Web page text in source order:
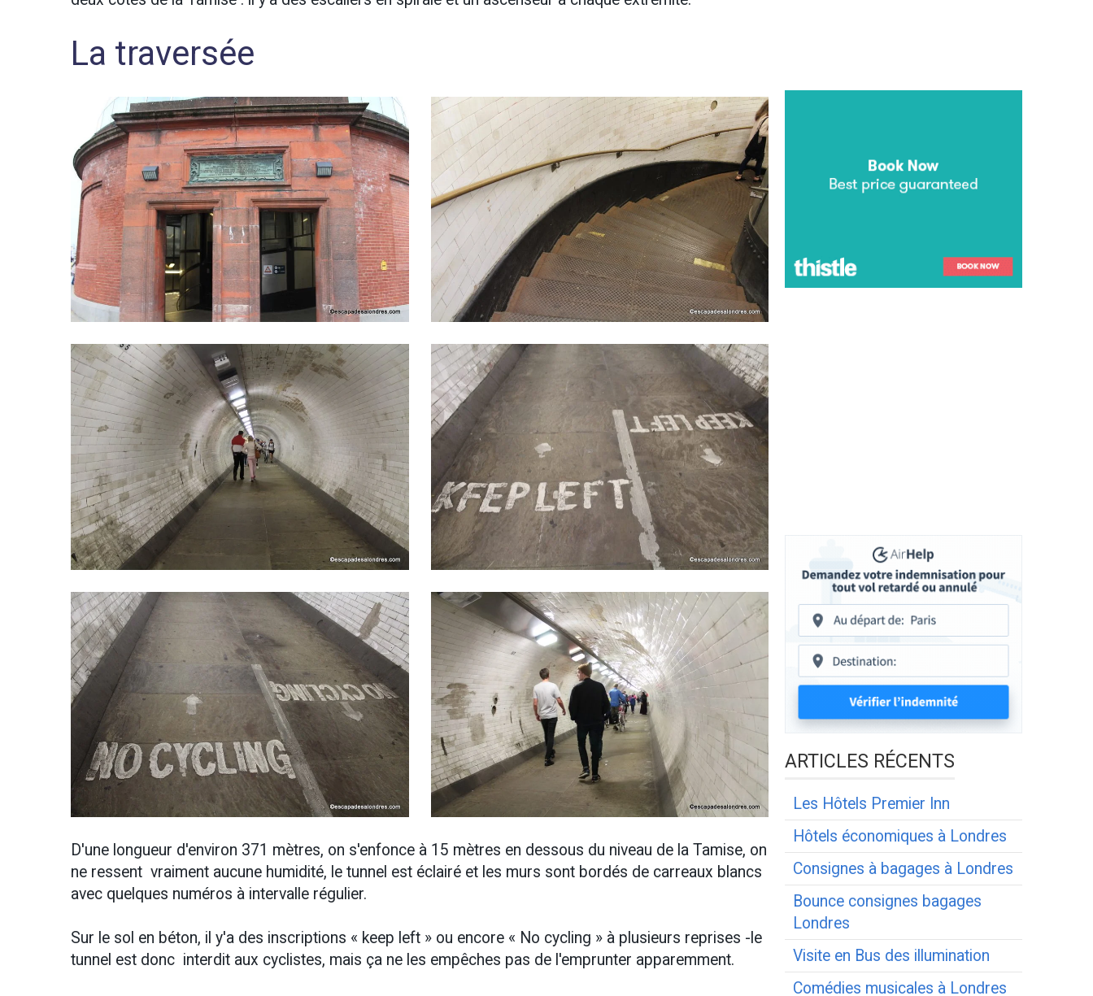
La traversée
D'une longueur d'environ 371 mètres, on s'enfonce à 15 mètres en dessous du niveau de la Tamise, on
ne ressent vraiment aucune humidité, le tunnel est éclairé et les murs sont bordés de carreaux blancs
avec quelques numéros à intervalle régulier.
Sur le sol en béton, il y'a des inscriptions « keep left » ou encore « No cycling » à plusieurs reprises -le
tunnel est donc interdit aux cyclistes, mais ça ne les empêches pas de l'emprunter apparemment.
ARTICLES RÉCENTS
Les Hôtels Premier Inn
Hôtels économiques à Londres
Consignes à bagages à Londres
Bounce consignes bagages
Londres
Visite en Bus des illumination
Comédies musicales à Londres